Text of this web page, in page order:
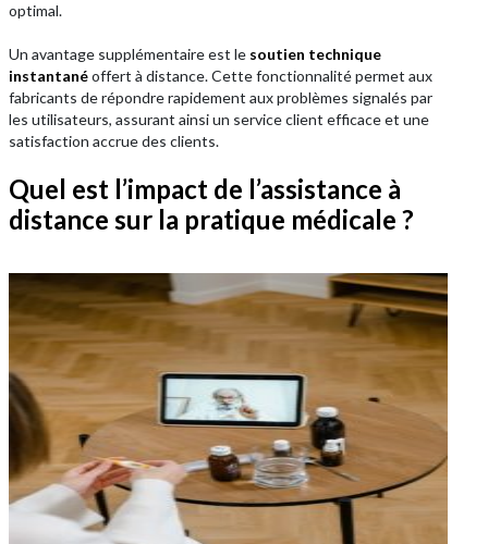
optimal.
Un avantage supplémentaire est le soutien technique
instantanéoffert à distance. Cette fonctionnalité permet aux
fabricants de répondre rapidement aux problèmes signalés par
les utilisateurs, assurant ainsi un service client efficace et une
satisfaction accrue des clients.
Quel est l’impact de l’assistance à
distance sur la pratique médicale ?